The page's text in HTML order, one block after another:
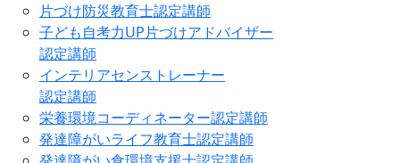
片づけ防災教育士認定講師
子ども自考力UP片づけアドバイザー
認定講師
インテリアセンストレーナー
認定講師
栄養環境コーディネーター認定講師
発達障がいライフ教育士認定講師